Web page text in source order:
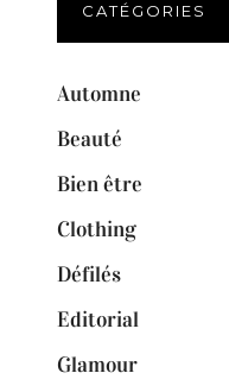
CATÉGORIES
Automne
Beauté
Bien être
Clothing
Défilés
Editorial
Glamour